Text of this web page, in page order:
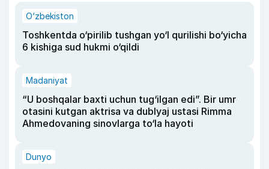
O‘zbekiston
Toshkentda o‘pirilib tushgan yo‘l qurilishi bo‘yicha
6 kishiga sud hukmi o‘qildi
Madaniyat
“U boshqalar baxti uchun tug‘ilgan edi”. Bir umr
otasini kutgan aktrisa va dublyaj ustasi Rimma
Ahmedovaning sinovlarga to‘la hayoti
Dunyo